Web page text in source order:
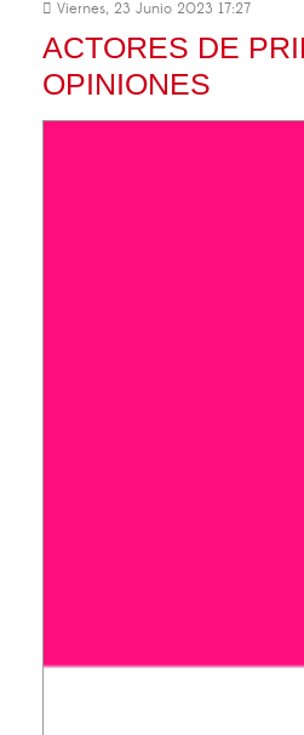
Viernes, 23 Junio 2023 17:27
ACTORES DE
OPINIONES